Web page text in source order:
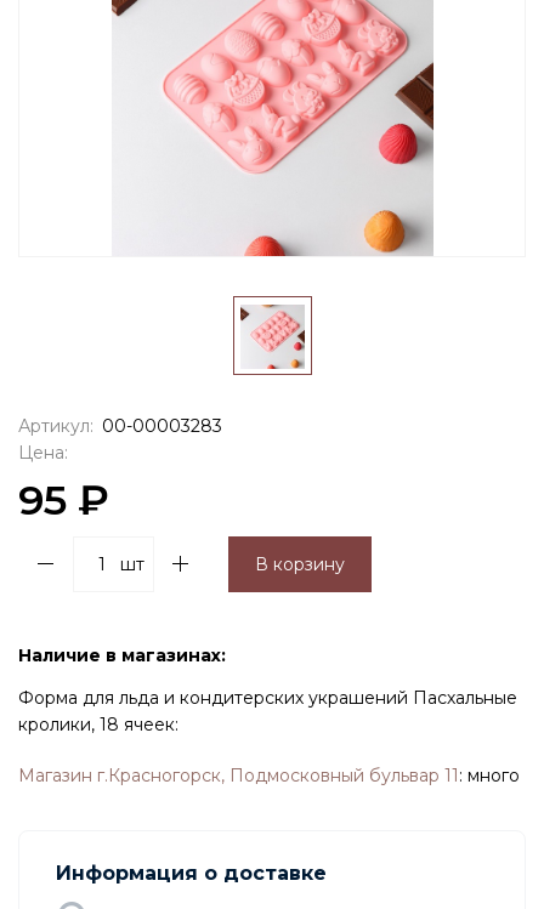
Артикул: 00-00003283
Цена:
95 ₽
шт В корзину
Наличие в магазинах:
Форма для льда и кондитерских украшений Пасхальные
кролики, 18 ячеек:
Магазин г.Красногорск, Подмосковный бульвар 11: много
Информация о доставке